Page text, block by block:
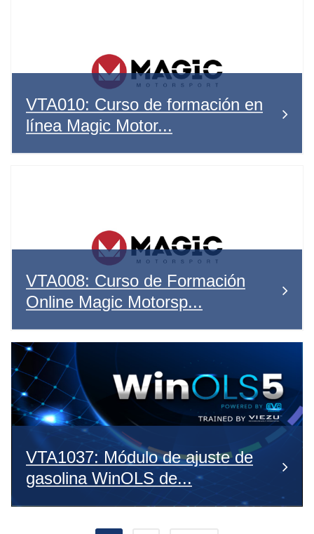
VTA010: Curso de formación en
línea Magic Motor...
VTA008: Curso de Formación
Online Magic Motorsp...
VTA1037: Módulo de ajuste de
gasolina WinOLS de...